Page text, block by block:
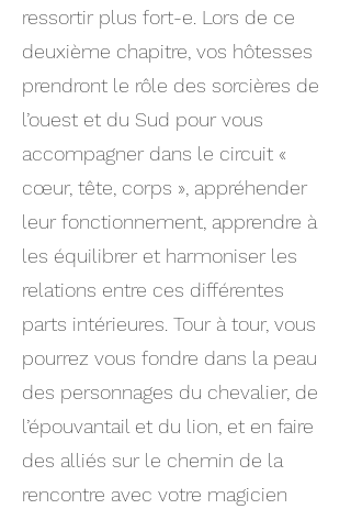
ressortir plus fort-e. Lors de ce
deuxième chapitre, vos hôtesses
prendront le rôle des sorcières de
l’ouest et du Sud pour vous
accompagner dans le circuit «
cœur, tête, corps », appréhender
leur fonctionnement, apprendre à
les équilibrer et harmoniser les
relations entre ces différentes
parts intérieures. Tour à tour, vous
pourrez vous fondre dans la peau
des personnages du chevalier, de
l’épouvantail et du lion, et en faire
des alliés sur le chemin de la
rencontre avec votre magicien